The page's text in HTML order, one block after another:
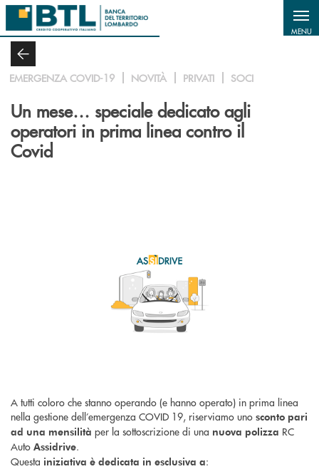
Salta al contenuto principale
MENU
EMERGENZA COVID-19 NOVITÀ PRIVATI SOCI
Un mese… speciale dedicato agli
operatori in prima linea contro il
Covid
A tutti coloro che stanno operando (e hanno operato) in prima linea
nella gestione dell’emergenza COVID 19, riserviamo uno sconto pari
ad una mensilità per la sottoscrizione di una nuova polizza RC
Auto Assidrive.
Questa iniziativa è dedicata in esclusiva a: